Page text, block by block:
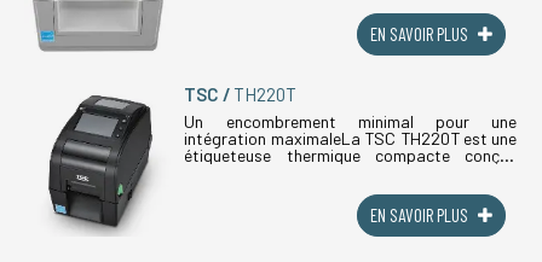
EN SAVOIR PLUS
TSC TH220T
Un encombrement minimal pour une
intégration maximaleLa TSC TH220T est une
étiqueteuse thermique compacte conçue
EN SAVOIR PLUS